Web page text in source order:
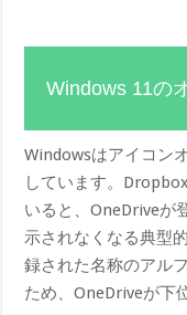
Windows 11の
Windowsはアイコン
しています。
いると、OneDriveが
示されなくなる典型
録された名称のアル
ため、OneDriveが下